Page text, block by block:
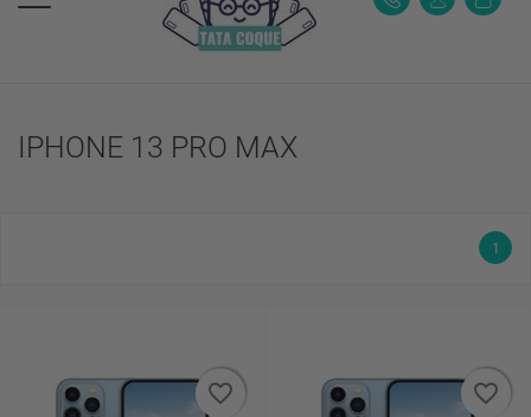
IPHONE 13 PRO MAX
1
favorite_border
favorite_border favorite_border
favorite_border